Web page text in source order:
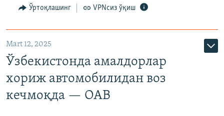
Ўртоқлашинг VPNсиз ўқиш
Mart 12, 2025
Ўзбекистонда амалдорлар
хориж автомобилидан воз
кечмоқда — ОАВ